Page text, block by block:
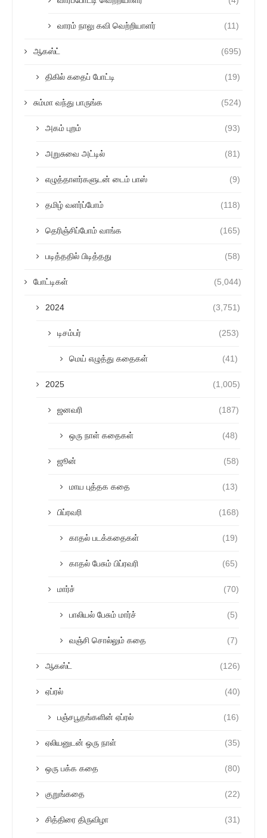
வாரம் நாலு கவி வெற்றியாளர் (11)
ஆகஸ்ட் (695)
திகில் கதைப் போட்டி (19)
சும்மா வந்து பாருங்க (524)
அகம் புறம் (93)
அறுசுவை அட்டில் (81)
எழுத்தாளர்களுடன் டைம் பாஸ் (9)
தமிழ் வளர்ப்போம் (118)
தெரிஞ்சிப்போம் வாங்க (165)
படித்ததில் பிடித்தது (58)
போட்டிகள் (5,044)
2024 (3,751)
டிசம்பர் (253)
மெய் எழுத்து கதைகள் (41)
2025 (1,005)
ஜனவரி (187)
ஒரு நாள் கதைகள் (48)
ஜூன் (58)
மாய புத்தக கதை (13)
பிப்ரவரி (168)
காதல் படக்கதைகள் (19)
காதல் பேசும் பிப்ரவரி (65)
மார்ச் (70)
பாலியல் பேசும் மார்ச் (5)
வஞ்சி சொல்லும் கதை (7)
ஆகஸ்ட் (126)
ஏப்ரல் (40)
பஞ்சபூதங்களின் ஏப்ரல் (16)
ஏலியனுடன் ஒரு நாள் (35)
ஒரு பக்க கதை (80)
குறுங்கதை (22)
சித்திரை திருவிழா (31)